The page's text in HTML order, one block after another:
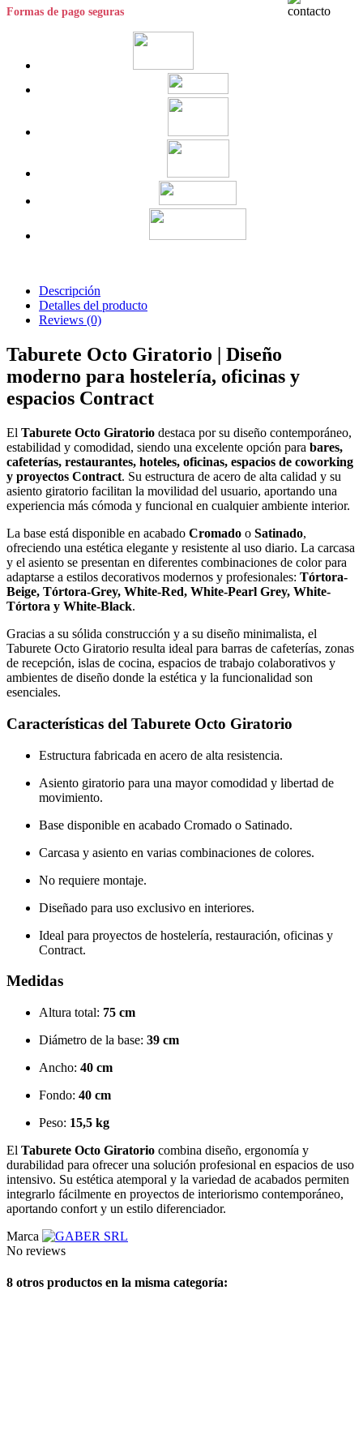
Formas de pago seguras
Descripción
Detalles del producto
Reviews (0)
Taburete Octo Giratorio | Diseño
moderno para hostelería, oficinas y
espacios Contract
El Taburete Octo Giratorio destaca por su diseño contemporáneo,
estabilidad y comodidad, siendo una excelente opción para bares,
cafeterías, restaurantes, hoteles, oficinas, espacios de coworking
y proyectos Contract. Su estructura de acero de alta calidad y su
asiento giratorio facilitan la movilidad del usuario, aportando una
experiencia más cómoda y funcional en cualquier ambiente interior.
La base está disponible en acabado Cromado o Satinado,
ofreciendo una estética elegante y resistente al uso diario. La carcasa
y el asiento se presentan en diferentes combinaciones de color para
adaptarse a estilos decorativos modernos y profesionales: Tórtora-
Beige, Tórtora-Grey, White-Red, White-Pearl Grey, White-
Tórtora y White-Black.
Gracias a su sólida construcción y a su diseño minimalista, el
Taburete Octo Giratorio resulta ideal para barras de cafeterías, zonas
de recepción, islas de cocina, espacios de trabajo colaborativos y
ambientes de diseño donde la estética y la funcionalidad son
esenciales.
Características del Taburete Octo Giratorio
Estructura fabricada en acero de alta resistencia.
Asiento giratorio para una mayor comodidad y libertad de
movimiento.
Base disponible en acabado Cromado o Satinado.
Carcasa y asiento en varias combinaciones de colores.
No requiere montaje.
Diseñado para uso exclusivo en interiores.
Ideal para proyectos de hostelería, restauración, oficinas y
Contract.
Medidas
Altura total: 75 cm
Diámetro de la base: 39 cm
Ancho: 40 cm
Fondo: 40 cm
Peso: 15,5 kg
El Taburete Octo Giratorio combina diseño, ergonomía y
durabilidad para ofrecer una solución profesional en espacios de uso
intensivo. Su estética atemporal y la variedad de acabados permiten
integrarlo fácilmente en proyectos de interiorismo contemporáneo,
aportando confort y un estilo diferenciador.
Marca
No reviews
8 otros productos en la misma categoría: